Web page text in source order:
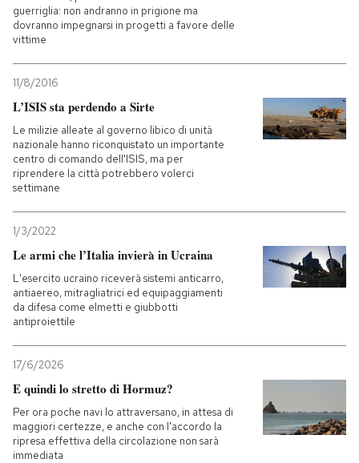
guerriglia: non andranno in prigione ma
dovranno impegnarsi in progetti a favore delle
vittime
11/8/2016
L’ISIS sta perdendo a Sirte
Le milizie alleate al governo libico di unità
nazionale hanno riconquistato un importante
centro di comando dell'ISIS, ma per
riprendere la città potrebbero volerci
settimane
1/3/2022
Le armi che l’Italia invierà in Ucraina
L'esercito ucraino riceverà sistemi anticarro,
antiaereo, mitragliatrici ed equipaggiamenti
da difesa come elmetti e giubbotti
antiproiettile
17/6/2026
E quindi lo stretto di Hormuz?
Per ora poche navi lo attraversano, in attesa di
maggiori certezze, e anche con l'accordo la
ripresa effettiva della circolazione non sarà
immediata